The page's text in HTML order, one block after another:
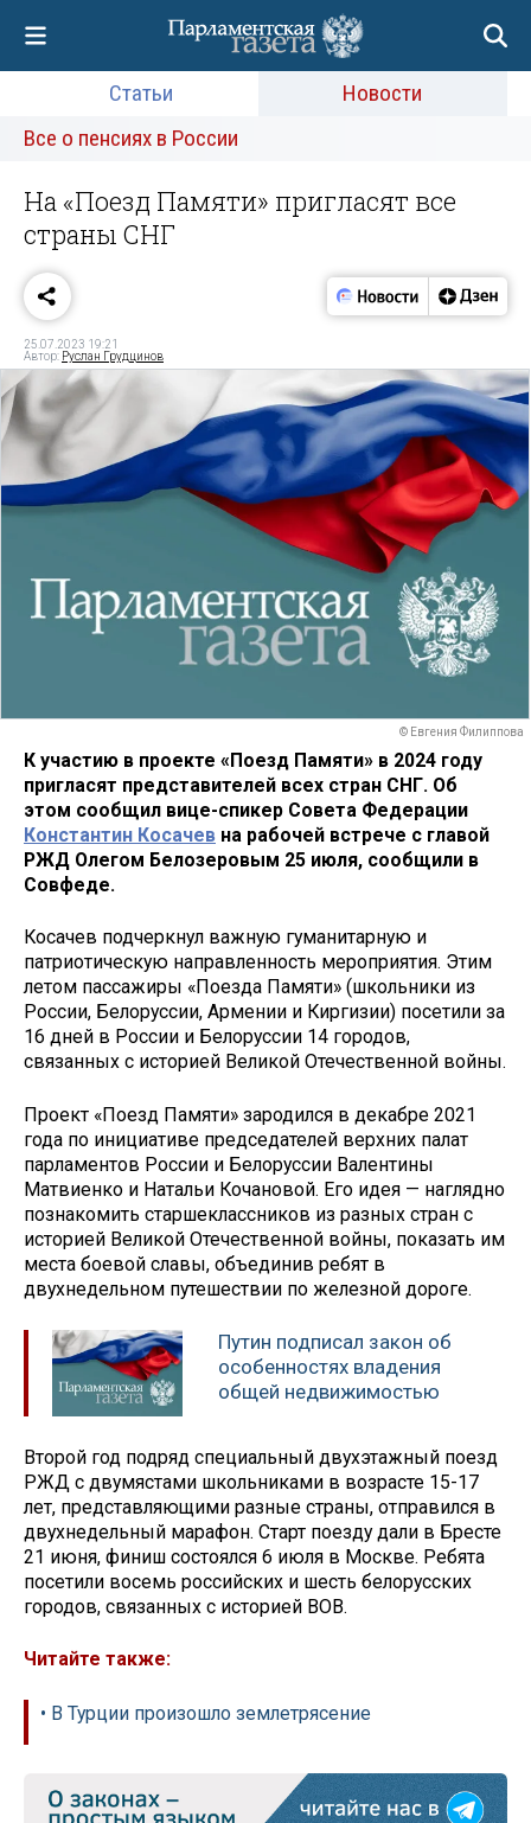
Статьи
Новости
Все о пенсиях в России
На «Поезд Памяти» пригласят все
страны СНГ
25.07.2023 19:21
Автор: Руслан Грудцинов
© Евгения Филиппова
К участию в проекте «Поезд Памяти» в 2024 году
пригласят представителей всех стран СНГ. Об
этом сообщил вице-спикер Совета Федерации
Константин Косачев на рабочей встрече с главой
РЖД Олегом Белозеровым 25 июля, сообщили в
Совфеде.
Косачев подчеркнул важную гуманитарную и
патриотическую направленность мероприятия. Этим
летом пассажиры «Поезда Памяти» (школьники из
России, Белоруссии, Армении и Киргизии) посетили за
16 дней в России и Белоруссии 14 городов,
связанных с историей Великой Отечественной войны.
Проект «Поезд Памяти» зародился в декабре 2021
года по инициативе председателей верхних палат
парламентов России и Белоруссии Валентины
Матвиенко и Натальи Кочановой. Его идея — наглядно
познакомить старшеклассников из разных стран с
историей Великой Отечественной войны, показать им
места боевой славы, объединив ребят в
двухнедельном путешествии по железной дороге.
Путин подписал закон об
особенностях владения
общей недвижимостью
Второй год подряд специальный двухэтажный поезд
РЖД с двумястами школьниками в возрасте 15-17
лет, представляющими разные страны, отправился в
двухнедельный марафон. Старт поезду дали в Бресте
21 июня, финиш состоялся 6 июля в Москве. Ребята
посетили восемь российских и шесть белорусских
городов, связанных с историей ВОВ.
Читайте также:
• В Турции произошло землетрясение